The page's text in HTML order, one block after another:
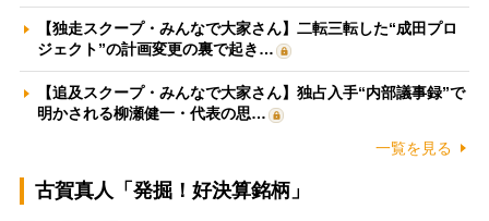
【独走スクープ・みんなで大家さん】二転三転した“成田プロ
ジェクト”の計画変更の裏で起き…
【追及スクープ・みんなで大家さん】独占入手“内部議事録”で
明かされる柳瀬健一・代表の思…
一覧を見る
古賀真人「発掘！好決算銘柄」